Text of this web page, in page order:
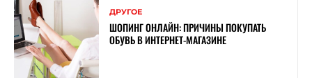
ДРУГОЕ
ШОПИНГ ОНЛАЙН: ПРИЧИНЫ ПОКУПАТЬ
ОБУВЬ В ИНТЕРНЕТ-МАГАЗИНЕ